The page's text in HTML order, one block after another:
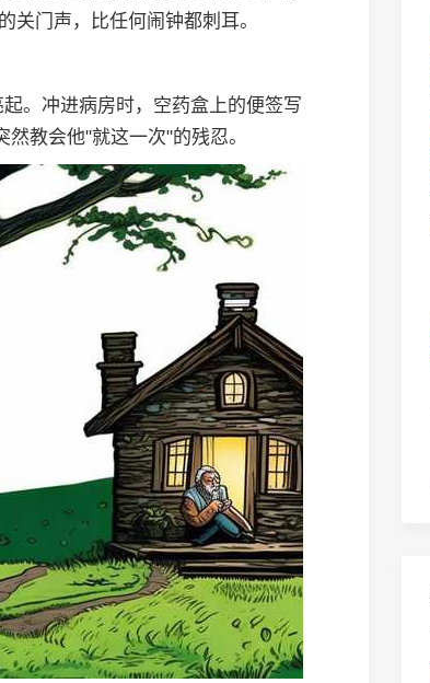
关门声，比任何闹钟都刺耳。
。冲进病房时，空药盒上的便签写
教会他"就这一次"的残忍。